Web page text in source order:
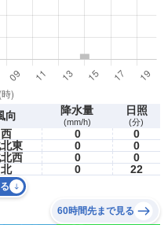
向 降水量
(mm/h)
日照
(分)
西 0
0
東 0
0
西 0
0
北 0 22
60時間先まで見る